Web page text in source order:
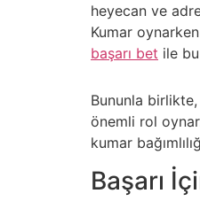
heyecan ve
Kumar
başarı bet ile
Bununla
önemli rol
kumar
Başarı